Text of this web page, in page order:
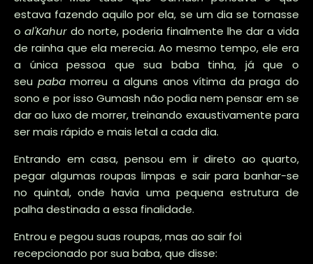
estava fazendo aquilo por ela, se um dia se tornasse
o al'Kahur do norte, poderia finalmente lhe dar a vida
de rainha que ela merecia. Ao mesmo tempo, ele era
a única pessoa que sua baba tinha, já que o
seu pabamorreu a alguns anos vítima da praga do
sono e por isso Gumash não podia nem pensar em se
dar ao luxo de morrer, treinando exaustivamente para
ser mais rápido e mais letal a cada dia.
Entrando em casa, pensou em ir direto ao quarto,
pegar algumas roupas limpas e sair para banhar-se
no quintal, onde havia uma pequena estrutura de
palha destinada a essa finalidade.
Entrou e pegou suas roupas, mas ao sair foi
recepcionado por sua baba, que disse: